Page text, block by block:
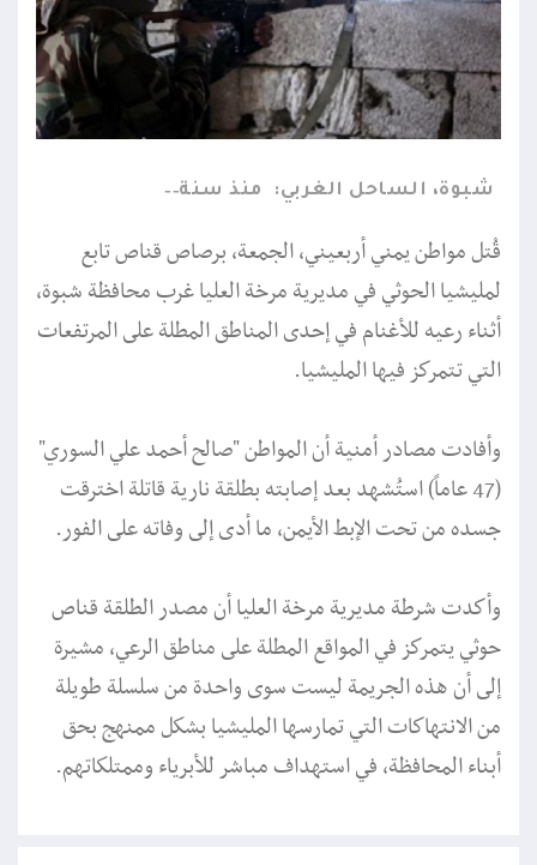
شبوة، الساحل الغربي: منذ سنة
قُتل مواطن يمني أربعيني، الجمعة، برصاص قناص تابع
لمليشيا الحوثي في مديرية مرخة العليا غرب محافظة شبوة،
أثناء رعيه للأغنام في إحدى المناطق المطلة على المرتفعات
التي تتمركز فيها المليشيا.
وأفادت مصادر أمنية أن المواطن "صالح أحمد علي السوري"
(47 عاماً) استُشهد بعد إصابته بطلقة نارية قاتلة اخترقت
جسده من تحت الإبط الأيمن، ما أدى إلى وفاته على الفور.
وأكدت شرطة مديرية مرخة العليا أن مصدر الطلقة قناص
حوثي يتمركز في المواقع المطلة على مناطق الرعي، مشيرة
إلى أن هذه الجريمة ليست سوى واحدة من سلسلة طويلة
من الانتهاكات التي تمارسها المليشيا بشكل ممنهج بحق
أبناء المحافظة، في استهداف مباشر للأبرياء وممتلكاتهم.